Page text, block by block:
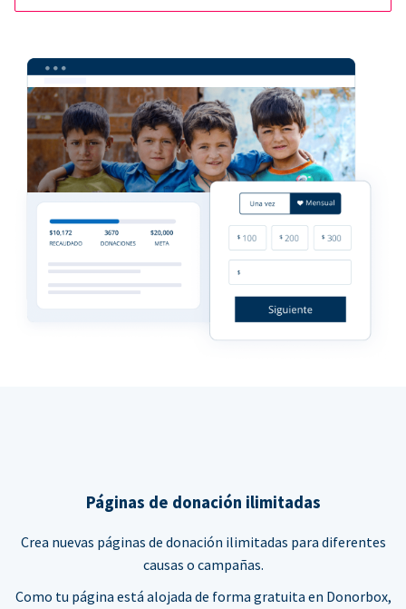
Páginas de donación ilimitadas
Crea nuevas páginas de donación ilimitadas para diferentes
causas o campañas.
Como tu página está alojada de forma gratuita en Donorbox,